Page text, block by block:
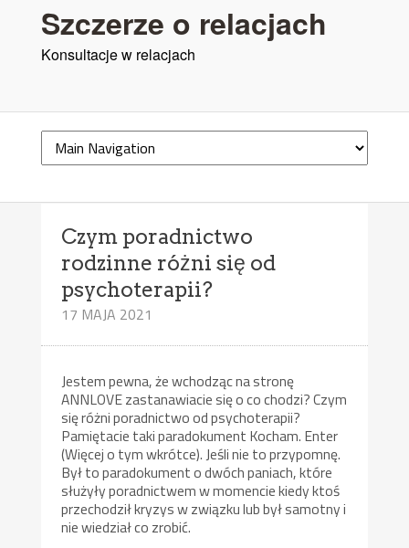
Szczerze o relacjach
Konsultacje w relacjach
Czym poradnictwo
rodzinne różni się od
psychoterapii?
17 MAJA 2021
Jestem pewna, że wchodząc na stronę
ANNLOVE zastanawiacie się o co chodzi? Czym
się różni poradnictwo od psychoterapii?
Pamiętacie taki paradokument Kocham. Enter
(Więcej o tym wkrótce). Jeśli nie to przypomnę.
Był to paradokument o dwóch paniach, które
służyły poradnictwem w momencie kiedy ktoś
przechodził kryzys w związku lub był samotny i
nie wiedział co zrobić.